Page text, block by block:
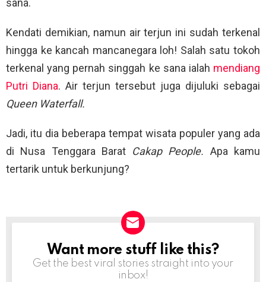
sana.
Kendati demikian, namun air terjun ini sudah terkenal
hingga ke kancah mancanegara loh! Salah satu tokoh
terkenal yang pernah singgah ke sana ialah mendiang
Putri Diana. Air terjun tersebut juga dijuluki sebagai
Queen Waterfall.
Jadi, itu dia beberapa tempat wisata populer yang ada
di Nusa Tenggara Barat Cakap People. Apa kamu
tertarik untuk berkunjung?
NEWSLETTER
Want more stuff like this?
Get the best viral stories straight into your
inbox!